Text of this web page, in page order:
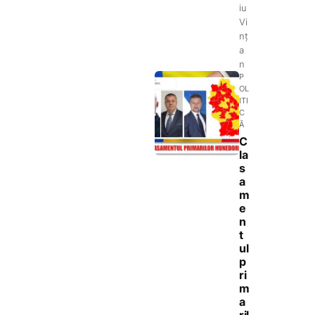
iu
Vi
nț
a
n
P
OL
ITI
C
Ă
C
la
s
a
m
e
n
t
ul
p
ri
m
a